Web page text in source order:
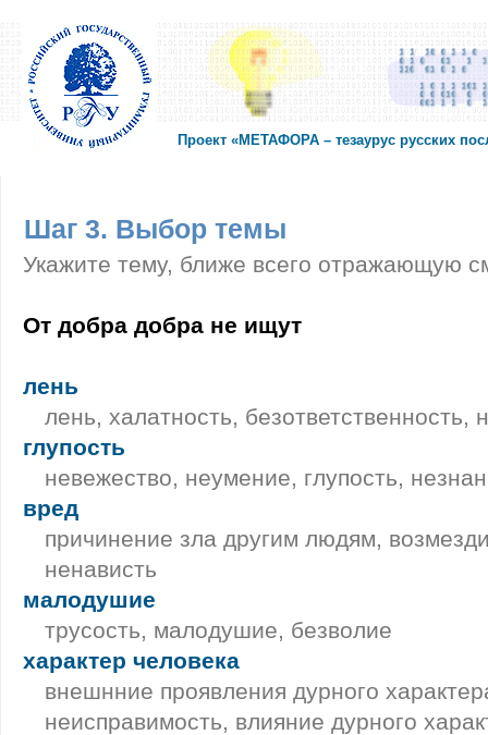
Проект «МЕТАФОРА – тезаурус русских
Шаг 3. Выбор темы
Укажите тему, ближе всего отражающую
От добра добра не ищут
лень
лень, халатность, безответственность,
глупость
невежество, неумение, глупость,
вред
причинение зла другим людям,
ненависть
малодушие
трусость, малодушие, безволие
характер человека
внешнние проявления дурного
неисправимость, влияние дурного